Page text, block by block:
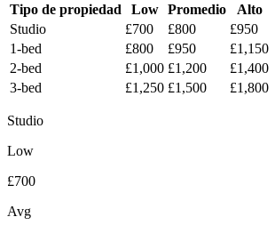
Tipo de propiedad Low Promedio
Alto
Studio
£700 £800
£950
1-bed
£800 £950
£1,150
2-bed
£1,000 £1,200
£1,400
3-bed
£1,250 £1,500 £1,800
Studio
Low
£700
Avg